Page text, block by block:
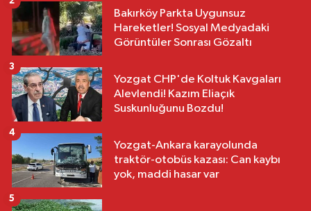
Bakırköy Parkta Uygunsuz
Hareketler! Sosyal Medyadaki
Görüntüler Sonrası Gözaltı
Yozgat CHP'de Koltuk Kavgaları
Alevlendi! Kazım Eliaçık
Suskunluğunu Bozdu!
3
Yozgat-Ankara karayolunda
traktör-otobüs kazası: Can kaybı
yok, maddi hasar var
4
5